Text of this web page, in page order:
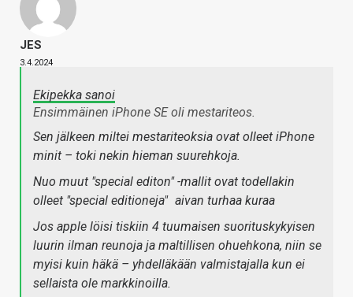
JES
3.4.2024
Ekipekka sanoi
Ensimmäinen iPhone SE oli mestariteos.
Sen jälkeen miltei mestariteoksia ovat olleet iPhone
minit – toki nekin hieman suurehkoja.
Nuo muut "special editon" -mallit ovat todellakin
olleet "special editioneja" aivan turhaa kuraa
Jos apple löisi tiskiin 4 tuumaisen suorituskykyisen
luurin ilman reunoja ja maltillisen ohuehkona, niin se
myisi kuin häkä – yhdelläkään valmistajalla kun ei
sellaista ole markkinoilla.